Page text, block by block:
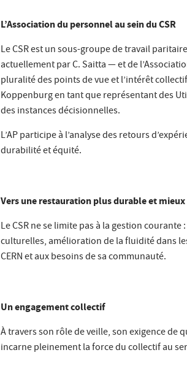
L’Association du personnel au sein du CSR
Le CSR est un sous-groupe de travail
actuellement par C. Saitta — et de
pluralité des points de vue et l’intérêt
Koppenburg en tant que représentant des
des instances décisionnelles.
L’AP participe à l’analyse des retours
durabilité et équité.
Vers une restauration plus durable et
Le CSR ne se limite pas à la gestion
culturelles, amélioration de la fluidité dans
CERN et aux besoins de sa communauté.
Un engagement collectif
À travers son rôle de veille, son exigence de
incarne pleinement la force du collectif au